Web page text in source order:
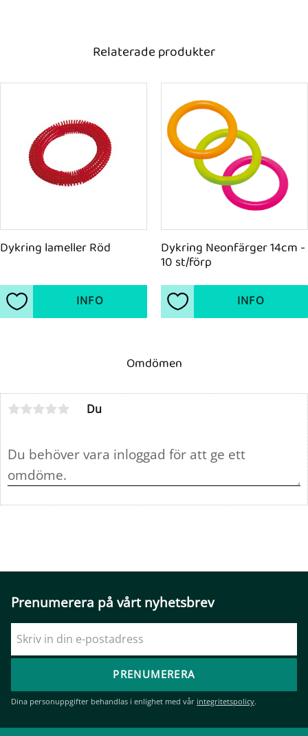
Omdömen
Du
Relaterade produkter
Dykring lameller Röd
Lägg till i favoriter
INFO
Dykring Neonfärger 14cm -
10 st/förp
Lägg till i favoriter
INFO
Prenumerera på vårt nyhetsbrev
PRENUMERERA
Dina personuppgifter behandlas i enlighet med vår integritetspolicy.